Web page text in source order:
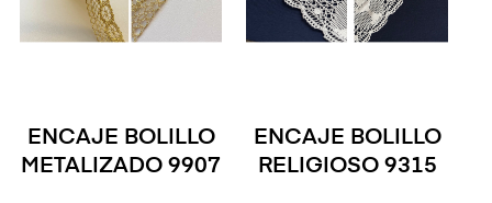
ENCAJE BOLILLO
METALIZADO 9907
ENCAJE BOLILLO
RELIGIOSO 9315